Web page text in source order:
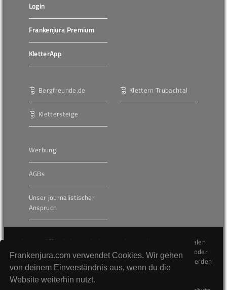
Frankenjura.com verwendet Cookies. Wir gehen
von deinem Einverständnis aus, wenn du die
Website weiterhin nutzt.
Login
Frankenjura Premium
KletterApp
Bergfreunde.de
Klettersteige
Klettern Trubachtal
Werbung
AGBs
Unser journalistischer
Anspruch
Die hier veröffentlichten Inhalte unterliegen dem internationalen
Urheberrecht (Copyright) und dürfen nicht kopiert, verändert oder
unverändert wiederveröffentlicht werden. Gegen Verstöße werden
wir auf juristischem Wege vorgehen.